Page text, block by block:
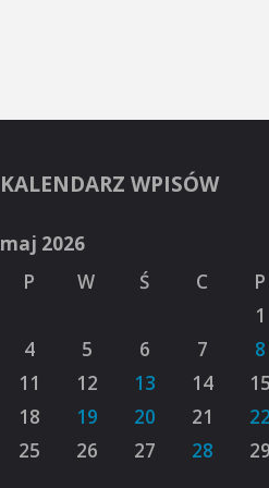
KALENDARZ WPISÓW
maj 2026
P
W Ś C P
1
4
5 6 7 8
11
12 13 14 15
18
19 20 21 22
25
26 27 28 29